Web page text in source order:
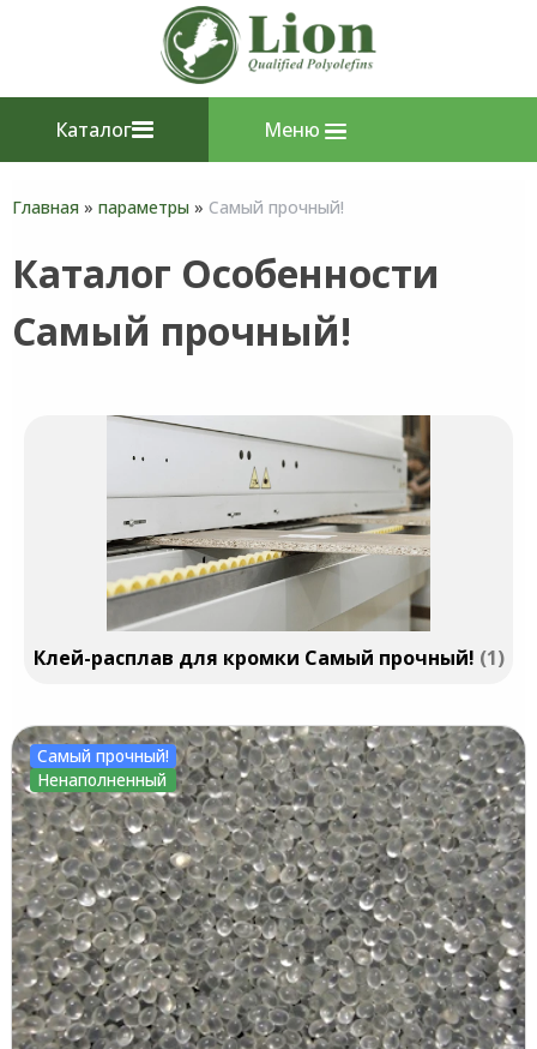
Каталог Меню
Главная » параметры » Самый прочный!
Каталог Особенности
Самый прочный!
Клей-расплав для кромки Самый прочный! 1
Самый прочный!
Ненаполненный